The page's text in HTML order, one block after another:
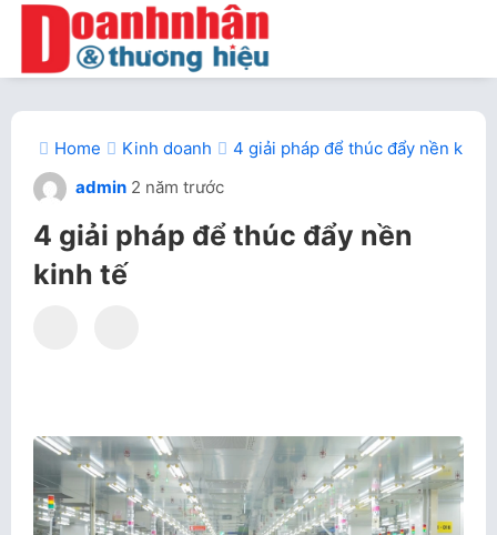
Home Kinh doanh
4 giải pháp để thúc đẩy nền kinh
admin 2 năm trước
4 giải pháp để thúc đẩy nền
kinh tế